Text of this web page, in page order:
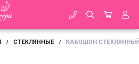
/ СТЕКЛЯННЫЕ / КАБОШОН